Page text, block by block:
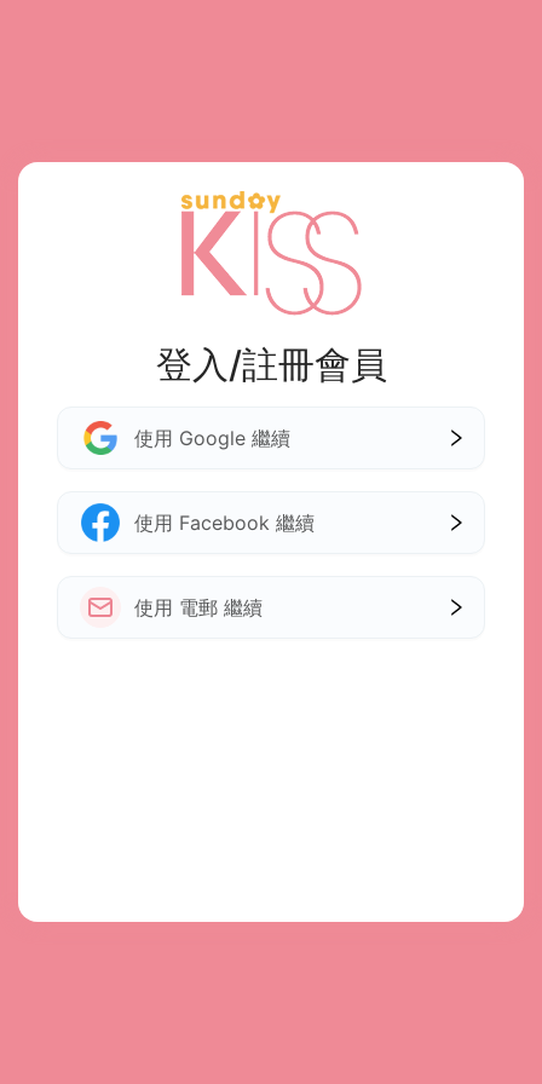
登入/註冊會員
使用 Google 繼續
使用 Facebook 繼續
使用 電郵 繼續